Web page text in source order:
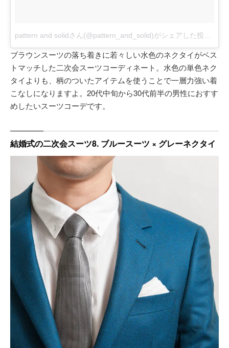
ブラウンスーツの落ち着きに若々しい水色のネクタイがベス
トマッチした二次会スーツコーディネート。水色の単色ネク
タイよりも、柄のついたアイテムを使うことで一層力強い着
こなしになりますよ。20代中旬から30代前半の男性におすす
めしたいスーツコーデです。
結婚式の二次会スーツ8. ブルースーツ × グレーネクタイ